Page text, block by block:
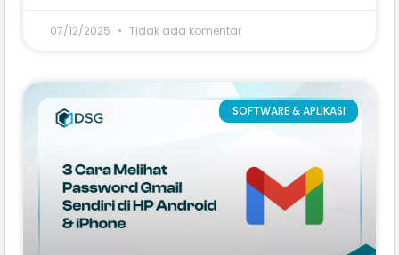
07/12/2025 Tidak ada komentar
SOFTWARE & APLIKASI